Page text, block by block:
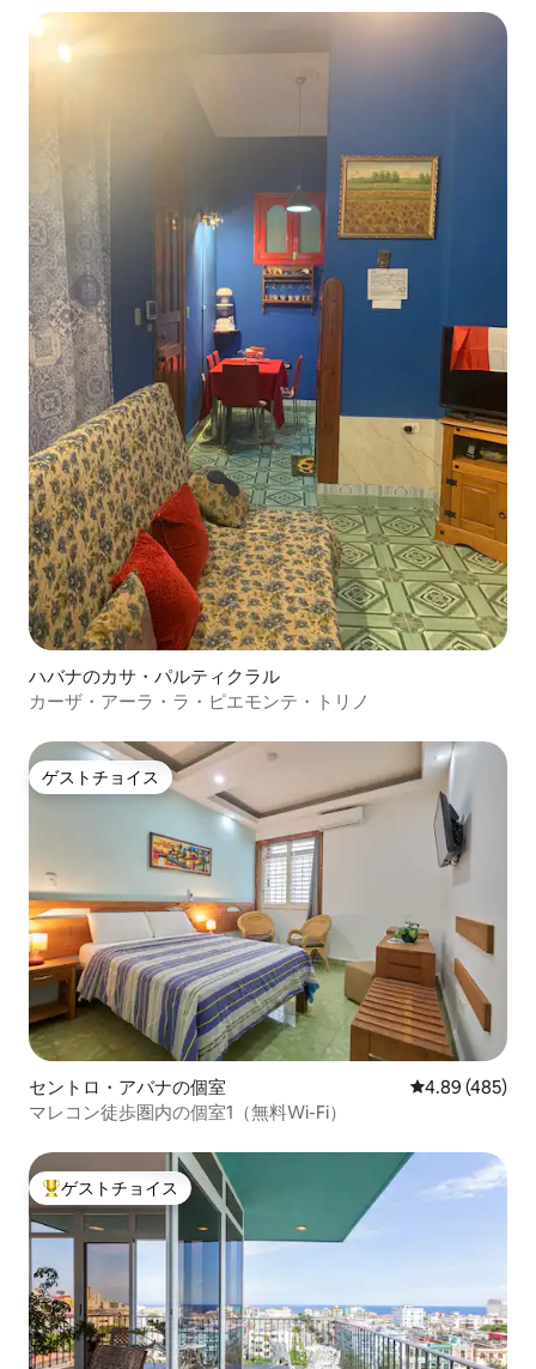
ハバナのカサ・パルティクラル
カーザ・アーラ・ラ・ピエモンテ・トリノ
ゲストチョイス
ゲストチョイス
セントロ・アバナの個室 レビュー485
4.89 (485)
マレコン徒歩圏内の個室1（無料Wi-Fi）
大好評のゲストチョイスです。
ゲストチョイス